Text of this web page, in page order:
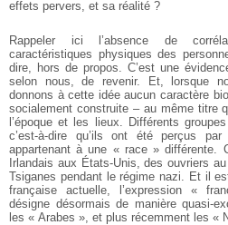
effets pervers, et sa réalité ?
Rappeler ici l’absence de
caractéristiques physiques des
dire, hors de propos. C’est une
selon nous, de revenir. Et, lorsque
donnons à cette idée aucun caractère
socialement construite – au même titre
l’époque et les lieux. Différents
c’est-à-dire qu’ils ont été perçus
appartenant à une « race » différente.
Irlandais aux États-Unis, des ouvriers
Tsiganes pendant le régime nazi. Et il
française actuelle, l’expression «
désigne désormais de manière quasi-
les « Arabes », et plus récemment les «